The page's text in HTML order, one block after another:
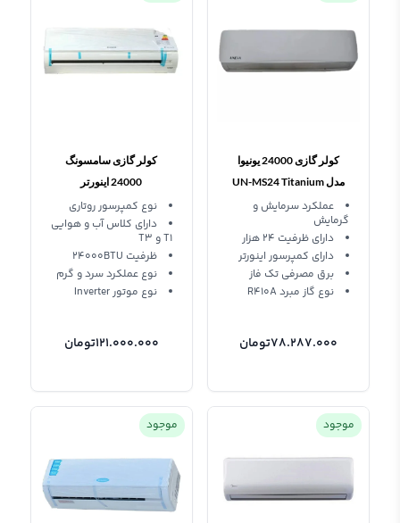
کولر گازی 24000 یونیوا
مدل UN-MS24 Titanium
عملکرد سرمایش و
گرمایش
دارای ظرفیت 24 هزار
دارای کمپرسور اینورتر
برق مصرفی تک فاز
نوع گاز مبرد R410A
78.287.000تومان
کولر گازی سامسونگ
24000 اینورتر
AR24RSFHJWKX
نوع کمپرسور روتاری
دارای کلاس آب و هوایی
T1 و T3
ظرفیت 24000BTU
نوع عملکرد سرد و گرم
نوع موتور Inverter
121.000.000تومان
موجود موجود